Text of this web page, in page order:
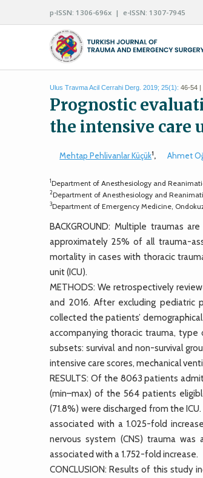
p-ISSN: 1306-696x | e-ISSN: 1307-7945
Ulus Travma Acil Cerrahi Derg. 2019; 25(1): 46-54 |
Prognostic
the intensive care
Mehtap Pehlivanlar Küçük1, Ahmet
1Department of Anesthesiology and
2Department of Anesthesiology and
3Department of Emergency Medicine,
BACKGROUND: Multiple traumas
approximately 25% of all trauma-
mortality in cases with thoracic
unit (ICU).
METHODS: We retrospectively
and 2016. After excluding pediatric
collected the patients’
accompanying thoracic trauma,
subsets: survival and non-survival
intensive care scores, mechanical
RESULTS: Of the 8063 patients
(min–max) of the 564 patients
(71.8%) were discharged from the
associated with a 1.025-fold
nervous system (CNS) trauma
associated with a 1.752-fold increase.
CONCLUSION: Results of this study